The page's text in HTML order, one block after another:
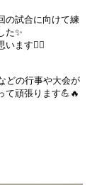
の試合に向けて練
た✨
います❤️‍🔥
どの行事や大会が
て頑張ります💪🔥